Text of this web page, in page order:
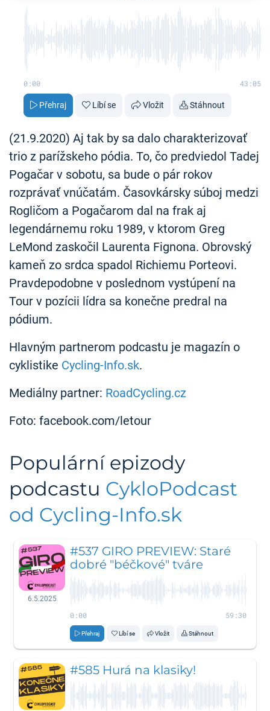
0:00 43:05
Přehraj Líbí se Vložit Stáhnout
(21.9.2020) Aj tak by sa dalo charakterizovať
trio z parížskeho pódia. To, čo predviedol Tadej
Pogačar v sobotu, sa bude o pár rokov
rozprávať vnúčatám. Časovkársky súboj medzi
Rogličom a Pogačarom dal na frak aj
legendárnemu roku 1989, v ktorom Greg
LeMond zaskočil Laurenta Fignona. Obrovský
kameň zo srdca spadol Richiemu Porteovi.
Pravdepodobne v poslednom vystúpení na
Tour v pozícii lídra sa konečne predral na
pódium.
Hlavným partnerom podcastu je magazín o
cyklistike Cycling-Info.sk.
Mediálny partner: RoadCycling.cz
Foto: facebook.com/letour
Populární epizody
podcastu CykloPodcast
od Cycling-Info.sk
6.5.2025
#537 GIRO PREVIEW: Staré
dobré "béčkové" tváre
0:00 59:30
Přehraj Líbí se Vložit Stáhnout
#585 Hurá na klasiky!